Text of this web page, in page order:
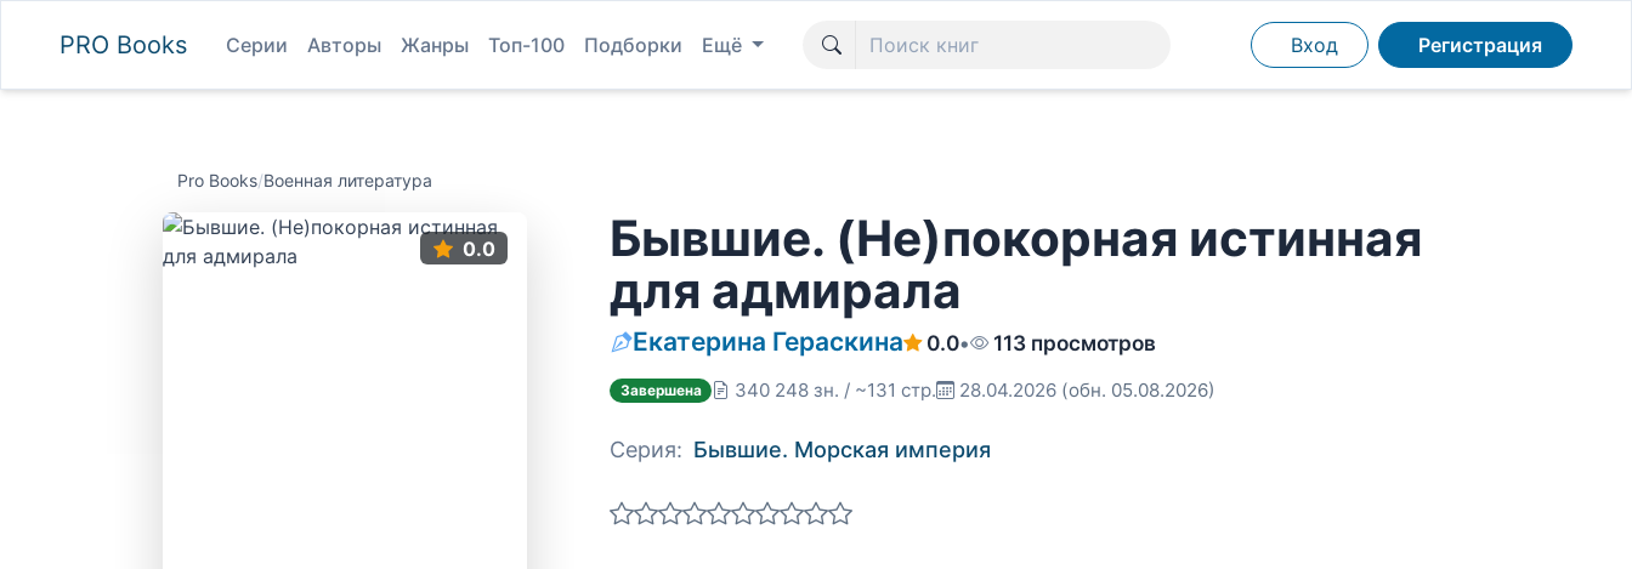
PRO Books Серии Авторы Жанры Топ-100 Подборки Ещё Вход Регистрация
Pro Books/Военная литература
0.0
Бывшие. (Не)покорная истинная
для адмирала
Екатерина Гераскина 0.0• 113 просмотров
Завершена 340 248 зн. / ~131 стр. 28.04.2026 (обн. 05.08.2026)
Серия: Бывшие. Морская империя